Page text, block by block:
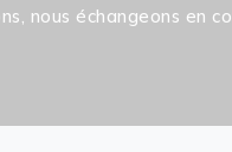
nous échangeons en